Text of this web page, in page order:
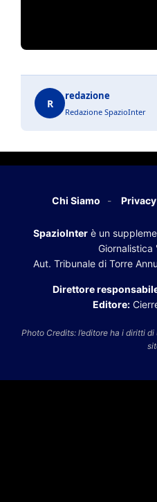
R
redazione
Redazione SpazioInter
Chi Siamo
SpazioInter è un
Aut. Tribunale di Torre
Direttore
Editore:
Photo Credits: l’editore ha i diritti